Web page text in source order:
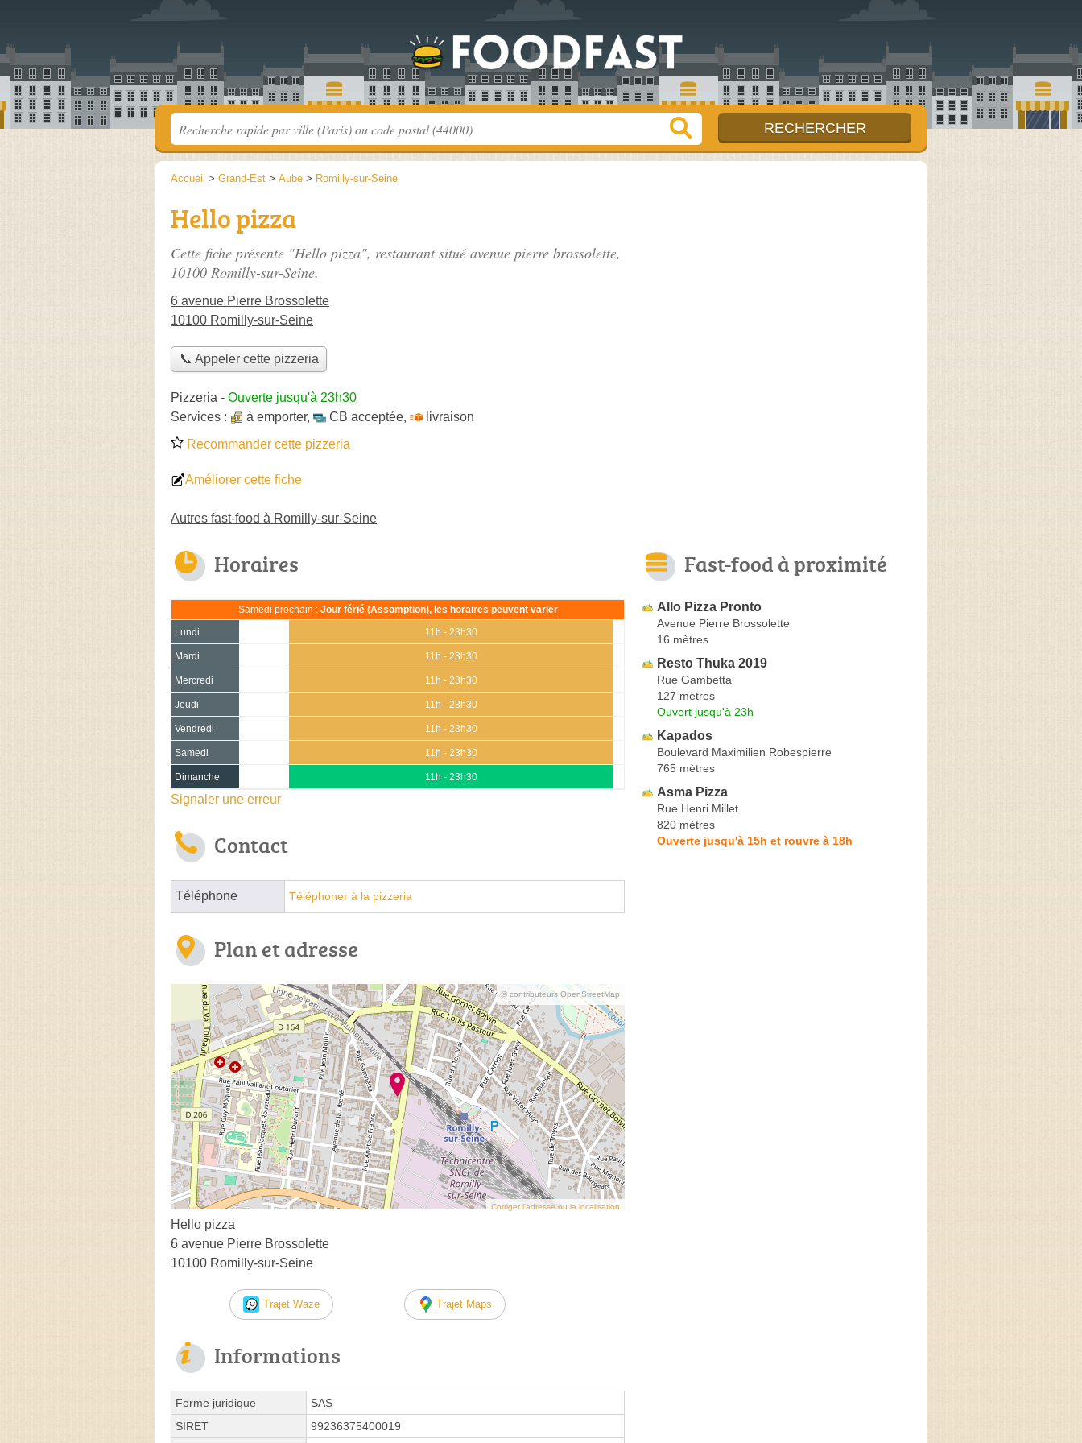
Accueil > Grand-Est > Aube > Romilly-sur-Seine
Hello pizza
Cette fiche présente "Hello pizza", restaurant situé avenue pierre brossolette,
10100 Romilly-sur-Seine.
6 avenue Pierre Brossolette
10100 Romilly-sur-Seine
📞 Appeler cette pizzeria
Pizzeria - Ouverte jusqu'à 23h30
Services :
à emporter, CB acceptée,
livraison
Recommander cette pizzeria
Améliorer cette fiche
Autres fast-food à Romilly-sur-Seine
Horaires
Samedi prochain : Jour férié (Assomption), les horaires peuvent varier
Lundi 11h - 23h30
Mardi 11h - 23h30
Mercredi 11h - 23h30
Jeudi 11h - 23h30
Vendredi 11h - 23h30
Samedi 11h - 23h30
Dimanche 11h - 23h30
Signaler une erreur
Contact
Téléphone Téléphoner à la pizzeria
Plan et adresse
© contributeurs OpenStreetMap
Corriger l’adresse ou la localisation
Hello pizza
6 avenue Pierre Brossolette
10100 Romilly-sur-Seine
Trajet Waze Trajet Maps
Informations
Forme juridique
SAS
SIRET
99236375400019
Fast-food à proximité
Allo Pizza Pronto
Avenue Pierre Brossolette
16 mètres
Resto Thuka 2019
Rue Gambetta
127 mètres
Ouvert jusqu'à 23h
Kapados
Boulevard Maximilien Robespierre
765 mètres
Asma Pizza
Rue Henri Millet
820 mètres
Ouverte jusqu'à 15h et rouvre à 18h